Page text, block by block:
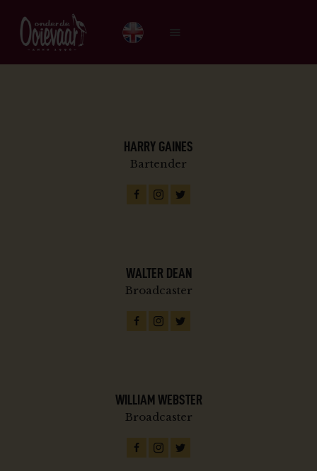
HARRY GAINES
Bartender
WALTER DEAN
Broadcaster
WILLIAM WEBSTER
Broadcaster